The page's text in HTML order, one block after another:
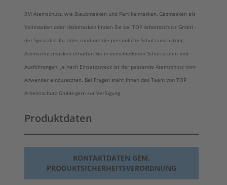
3M Atemschutz, wie Staubmasken und Partikelmasken, Gasmasken als
Vollmasken oder Halbmasken finden Sie bei TOP Arbeitsschutz GmbH -
der Spezialist für alles rund um die persönliche Schutzausrüstung.
Atemschutzmasken erhalten Sie in verschiedenen Schutzstufen und
Ausführungen. Je nach Einsatzzweck ist der passende Atemschutz vom
Anwender einzusetzten. Bei Fragen steht Ihnen das Team von TOP
Arbeitsschutz GmbH gern zur Verfügung.
Produktdaten
KONTAKTDATEN GEM.
PRODUKTSICHERHEITSVERORDNUNG